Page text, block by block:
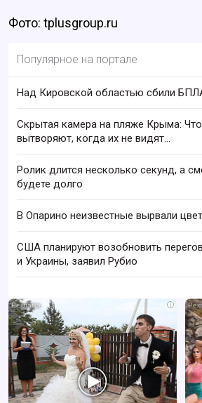
Фото: tplusgroup.ru
Популярное на портале
Над Кировской областью сбили
Скрытая камера на пляже Крыма:
вытворяют, когда их не видят...
Ролик длится несколько секунд, а
будете долго
В Опарино неизвестные вырвали
США планируют возобновить
и Украины, заявил Рубио
i